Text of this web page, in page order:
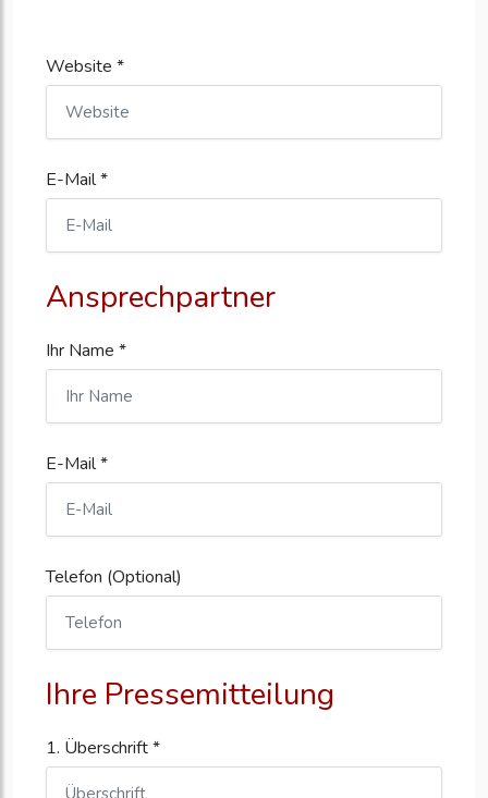
Website *
E-Mail *
Ansprechpartner
Ihr Name *
E-Mail *
Telefon (Optional)
Ihre Pressemitteilung
1. Überschrift *